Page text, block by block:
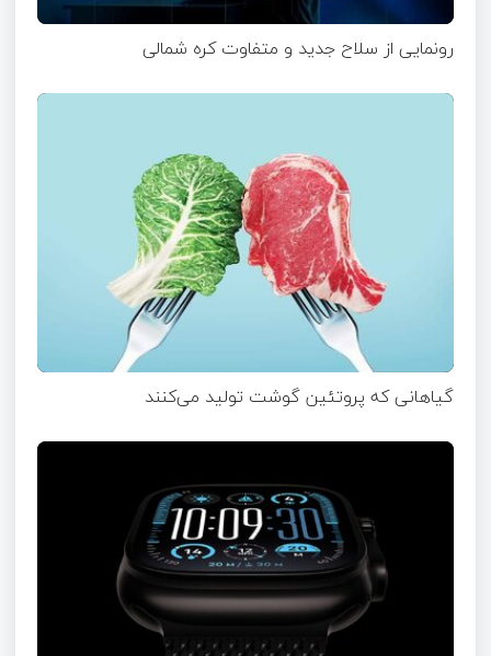
رونمایی از سلاح جدید و متفاوت کره شمالی
گیاهانی که پروتئین گوشت تولید می‌کنند